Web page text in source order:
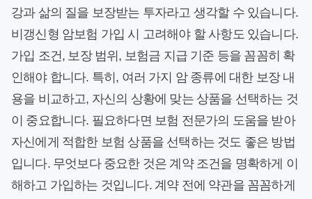
강과 삶의 질을 보장받는 투자라고 생각할 수 있습니다.
비갱신형 암보험 가입 시 고려해야 할 사항도 있습니다.
가입 조건, 보장 범위, 보험금 지급 기준 등을 꼼꼼히 확
인해야 합니다. 특히, 여러 가지 암 종류에 대한 보장 내
용을 비교하고, 자신의 상황에 맞는 상품을 선택하는 것
이 중요합니다. 필요하다면 보험 전문가의 도움을 받아
자신에게 적합한 보험 상품을 선택하는 것도 좋은 방법
입니다. 무엇보다 중요한 것은 계약 조건을 명확하게 이
해하고 가입하는 것입니다. 계약 전에 약관을 꼼꼼하게